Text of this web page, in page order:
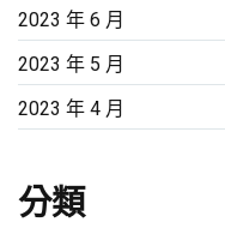
2023 年 6 月
2023 年 5 月
2023 年 4 月
分類